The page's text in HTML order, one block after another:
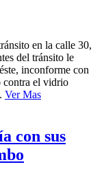
en la calle 30,
del tránsito le
inconforme con
contra el vidrio
Ver Mas
con sus